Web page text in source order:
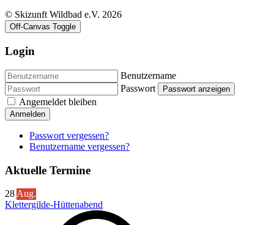
© Skizunft Wildbad e.V. 2026
Off-Canvas Toggle
Login
Benutzername
Passwort
Passwort anzeigen
Angemeldet bleiben
Anmelden
Passwort vergessen?
Benutzername vergessen?
Aktuelle Termine
28 Aug.
Klettergilde-Hüttenabend